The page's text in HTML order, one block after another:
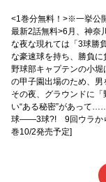
<1巻分無料！>※一挙公
最新2話無料>6月、神奈
な夜な現れては「3球勝
な豪速球を持ち、勝負
野球部キャプテンの小
の甲子園出場のため、
その夜、グラウンドに
い“ある秘密”があって
球――3球?! 9回ウラから
巻10/2発売予定]